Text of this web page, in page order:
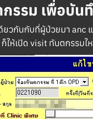
รรม เพื่อบัน
ยวกันกับที่ผู้ป่วยมา anc
ให้เปิด visit ทันตกรรมใ